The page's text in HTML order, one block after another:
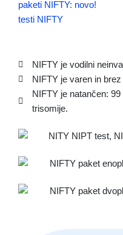
paketi NIFTY: novo!
testi NIFTY
NIFTY je vodilni
NIFTY je varen in
NIFTY je natančen:
trisomije.